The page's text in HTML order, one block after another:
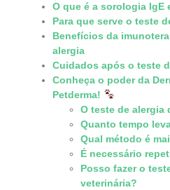
O que é a sorologia IgE
Para que serve o teste
Benefícios da
alergia
Cuidados após o teste
Conheça o poder da
Petderma!
O teste de alergia
Quanto tempo
Qual método é
É necessário
Posso fazer o
veterinária?